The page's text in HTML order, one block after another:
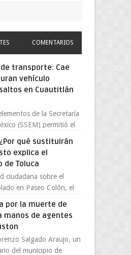
COMENTARIOS
transporte: Cae
vehículo
en Cuautitlán
de la Secretaría
(SSEM) permitió el
qué sustituirán
explica el
de Toluca
ciudadana sobre el
en Paseo Colón, el
será...
por la muerte de
manos de agentes
Salgado Araujo, un
del municipio de